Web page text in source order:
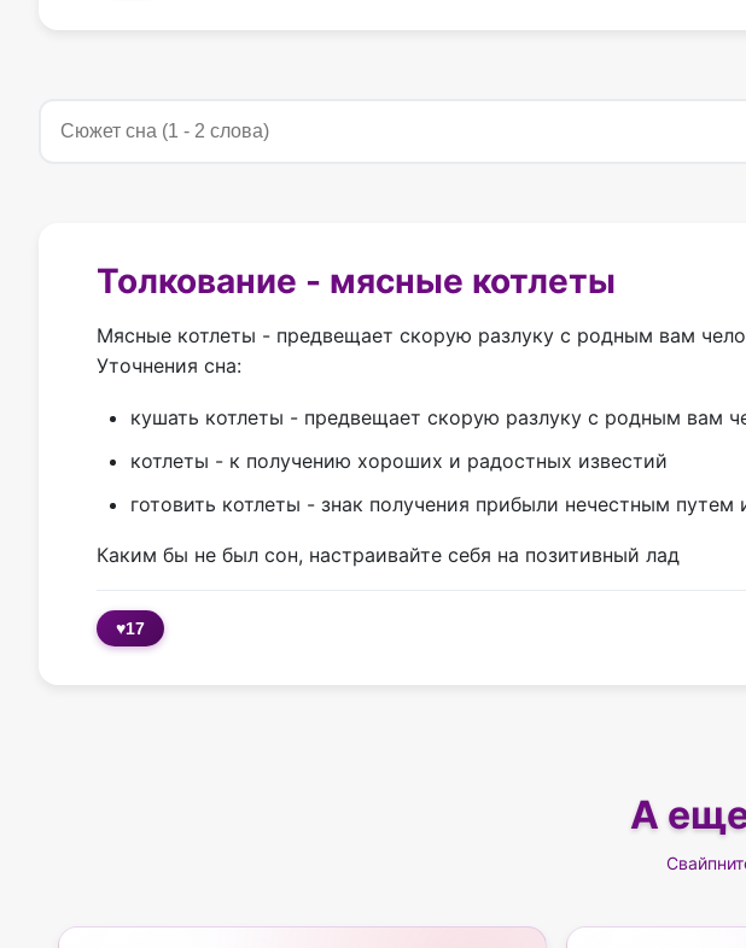
Толкование - мясные котлеты
Мясные котлеты - предвещает скорую разлуку с родным вам
Уточнения сна:
кушать котлеты - предвещает скорую разлуку с родным вам
котлеты - к получению хороших и радостных известий
готовить котлеты - знак получения прибыли нечестным
Каким бы не был сон, настраивайте себя на позитивный лад
♥17
А еще